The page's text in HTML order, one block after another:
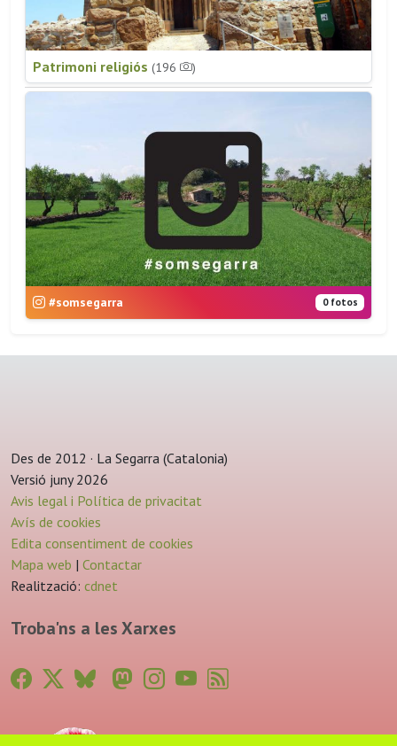
Patrimoni religiós (196 )
#somsegarra 0 fotos
Des de 2012 · La Segarra (Catalonia)
Versió juny 2026
Avis legal i Política de privacitat
Avís de cookies
Edita consentiment de cookies
Mapa web | Contactar
Realització: cdnet
Troba'ns a les Xarxes